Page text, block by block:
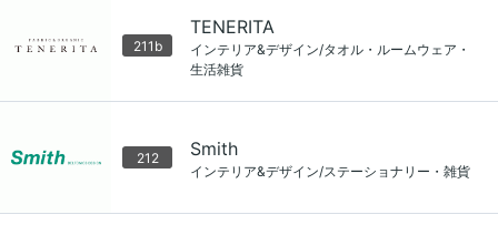
211b
TENERITA
インテリア&デザイン/タオル・ルームウェア・
生活雑貨
212 Smith
インテリア&デザイン/ステーショナリー・雑貨